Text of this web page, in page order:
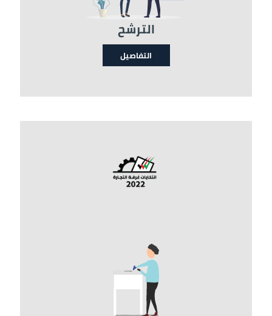
الترشح
التفاصيل
الصورة